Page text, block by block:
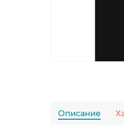
Описание